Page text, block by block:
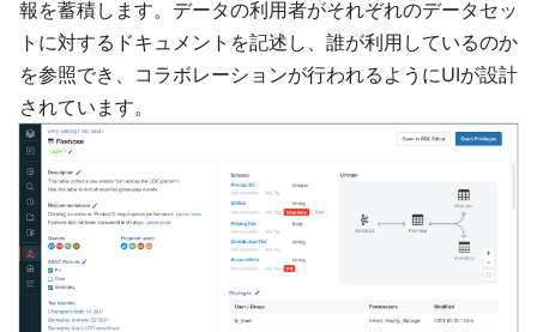
報を蓄積します。データの利用者がそれぞれのデータセッ
トに対するドキュメントを記述し、誰が利用しているのか
を参照でき、コラボレーションが行われるようにUIが設計
されています。